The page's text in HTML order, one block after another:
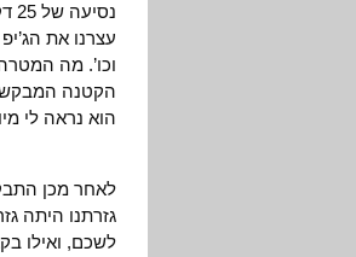
עצרנו את
וכו’. מה
הקטנה המבקש
הוא נראה לי
לאחר מכן
גזרתנו היתה
לשכם, ואילו